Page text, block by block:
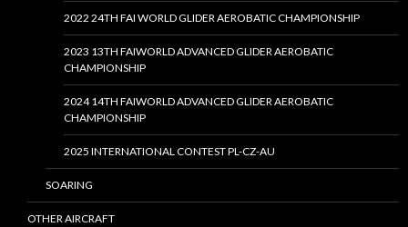
2022 24TH FAI WORLD GLIDER AEROBATIC CHAMPIONSHIP
2023 13TH FAIWORLD ADVANCED GLIDER AEROBATIC
CHAMPIONSHIP
2024 14TH FAIWORLD ADVANCED GLIDER AEROBATIC
CHAMPIONSHIP
2025 INTERNATIONAL CONTEST PL-CZ-AU
SOARING
OTHER AIRCRAFT